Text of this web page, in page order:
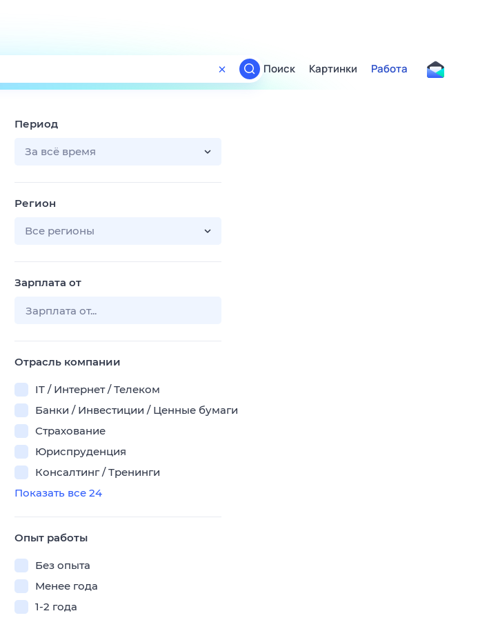
Поиск
ТВ-программа
Поиск Картинки Работа
Период
За всё время
Регион
Все регионы
Зарплата от
Отрасль компании
IT / Интернет / Телеком
Банки / Инвестиции / Ценные бумаги
Страхование
Юриспруденция
Консалтинг / Тренинги
Показать все 24
Опыт работы
Без опыта
Менее года
1-2 года